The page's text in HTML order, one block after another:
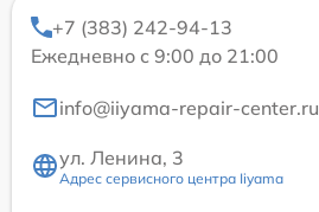
+7 (383) 242-94-13
Ежедневно с 9:00 до 21:00
info@iiyama-repair-center.ru
ул. Ленина, 3
Адрес сервисного центра Iiyama